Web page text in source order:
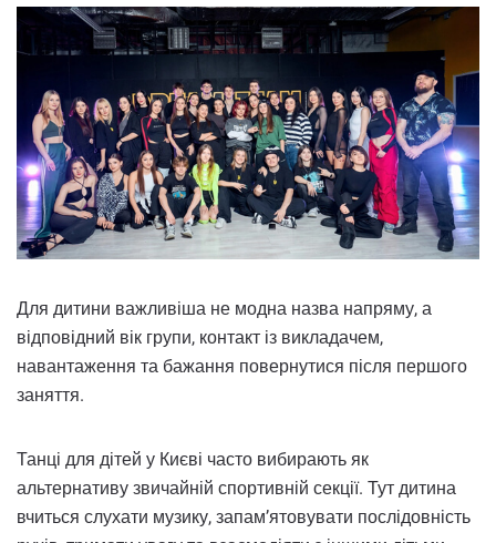
Для дитини важливіша не модна назва напряму, а
відповідний вік групи, контакт із викладачем,
навантаження та бажання повернутися після першого
заняття.
Танці для дітей у Києві часто вибирають як
альтернативу звичайній спортивній секції. Тут дитина
вчиться слухати музику, запам’ятовувати послідовність